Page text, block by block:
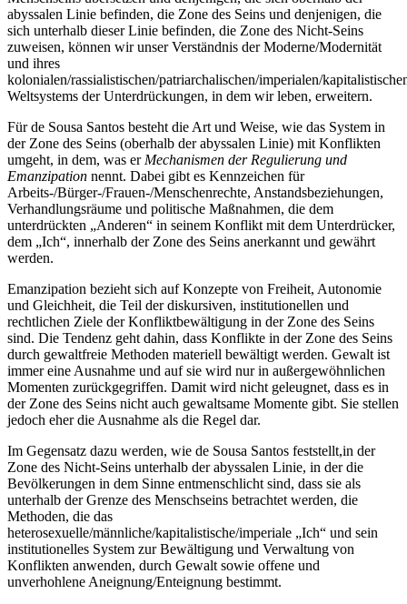
abyssalen Linie befinden, die Zone des Seins und denjenigen, die
sich unterhalb dieser Linie befinden, die Zone des Nicht-Seins
zuweisen, können wir unser Verständnis der Moderne/Modernität
und ihres
kolonialen/rassialistischen/patriarchalischen/imperialen/
Weltsystems der Unterdrückungen, in dem wir leben, erweitern.
Für de Sousa Santos besteht die Art und Weise, wie das System in
der Zone des Seins (oberhalb der abyssalen Linie) mit Konflikten
umgeht, in dem, was erMechanismen der Regulierung und
Emanzipation nennt. Dabei gibt es Kennzeichen für
Arbeits-/Bürger-/Frauen-/Menschenrechte, Anstandsbeziehungen,
Verhandlungsräume und politische Maßnahmen, die dem
unterdrückten „Anderen“ in seinem Konflikt mit dem Unterdrücker,
dem „Ich“, innerhalb der Zone des Seins anerkannt und gewährt
werden.
Emanzipation bezieht sich auf Konzepte von Freiheit, Autonomie
und Gleichheit, die Teil der diskursiven, institutionellen und
rechtlichen Ziele der Konfliktbewältigung in der Zone des Seins
sind. Die Tendenz geht dahin, dass Konflikte in der Zone des Seins
durch gewaltfreie Methoden materiell bewältigt werden. Gewalt ist
immer eine Ausnahme und auf sie wird nur in außergewöhnlichen
Momenten zurückgegriffen. Damit wird nicht geleugnet, dass es in
der Zone des Seins nicht auch gewaltsame Momente gibt. Sie stellen
jedoch eher die Ausnahme als die Regel dar.
Im Gegensatz dazu werden, wie de Sousa Santos feststellt,in der
Zone des Nicht-Seins unterhalb der abyssalen Linie, in der die
Bevölkerungen in dem Sinne entmenschlicht sind, dass sie als
unterhalb der Grenze des Menschseins betrachtet werden, die
Methoden, die das
heterosexuelle/männliche/kapitalistische/imperiale „Ich“ und sein
institutionelles System zur Bewältigung und Verwaltung von
Konflikten anwenden, durch Gewalt sowie offene und
unverhohlene Aneignung/Enteignung bestimmt.